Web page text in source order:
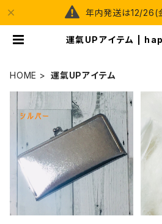
年内発送は12/26(
運氣UPアイテム |
HOME 運氣UPアイテム